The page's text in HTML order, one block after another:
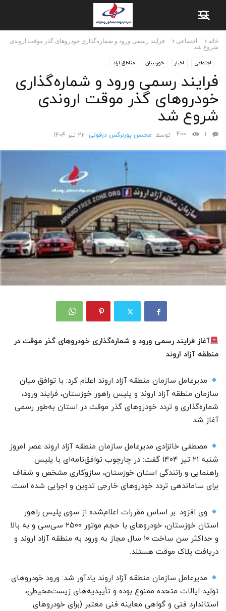
خانه اجتماعی
فرایند رسمی ورود و شماره‌گذاری خودرو‌های گذر موقت اروندی
شروع شد
اجتماعی اخبار خوزستان مناطق آزاد
فرایند رسمی ورود و شماره‌گذاری
خودرو‌های گذر موقت اروندی
شروع شد
توسط محسن پورنرگس دزفولی-22 تیر 1404 1
400
آغاز فرایند رسمی ورود و شماره‌گذاری خودرو‌های گذر موقت در
منطقه آزاد اروند
مدیرعامل سازمان منطقه آزاد اروند اعلام کرد: با توافق میان
سازمان منطقه آزاد اروند و پلیس راهور خوزستان، فرایند ورود،
شماره‌گذاری و تردد خودرو‌های گذر موقت در استان به‌طور رسمی
آغاز شد.
مصطفی خانزادی مدیرعامل سازمان منطقه آزاد اروند عصر امروز
شنبه ۲۱ تیر ۱۴۰۴ گفت: در چارچوب توافق‌نامه‌ای با پلیس
راهنمایی و رانندگی استان خوزستان، سازوکاری مشخص و شفاف
برای ساماندهی تردد خودرو‌های خارجی تدوین و اجرایی شده است.
وی افزود: بر اساس مقررات اعلام‌شده از سوی پلیس راهور
استان خوزستان، خودرو‌های با حجم موتور ۲۵۰۰ سی‌سی و به بالا
و حداکثر سن ساخت ۱۰ سال مجاز به ورود به منطقه آزاد اروند و
دریافت پلاک موقت هستند.
مدیرعامل سازمان منطقه آزاد اروند یادآور شد: ورود خودرو‌های
تولید ایالات متحده ممنوع بوده و تأییدیه‌های زیست‌محیطی،
استاندارد فنی و گواهی معاینه فنی معتبر (برای خودرو‌های